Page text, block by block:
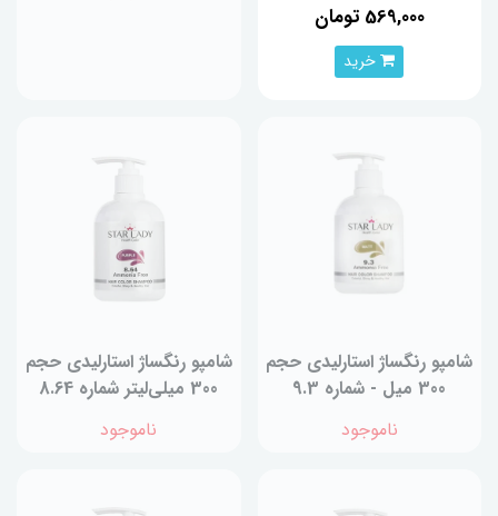
569,000 تومان
خرید
شامپو رنگساژ استارليدی حجم
300 میل - شماره 9.3
ناموجود
شامپو رنگساژ استارليدی حجم
300 میلی‌لیتر شماره 8.64
ناموجود